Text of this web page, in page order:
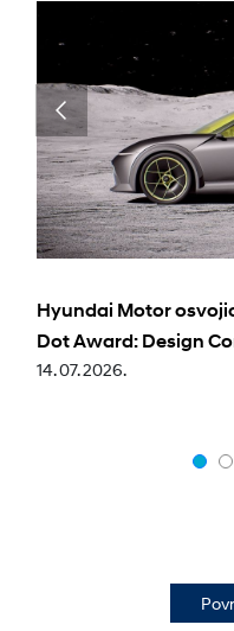
Hyundai Motor
Dot Award: Design
14. 07. 2026.